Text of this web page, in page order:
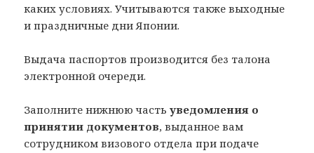
каких условиях. Учитываются также выходные
и праздничные дни Японии.
Выдача паспортов производится без талона
электронной очереди.
Заполните нижнюю частьуведомления о
принятии документов, выданное вам
сотрудником визового отдела при подаче